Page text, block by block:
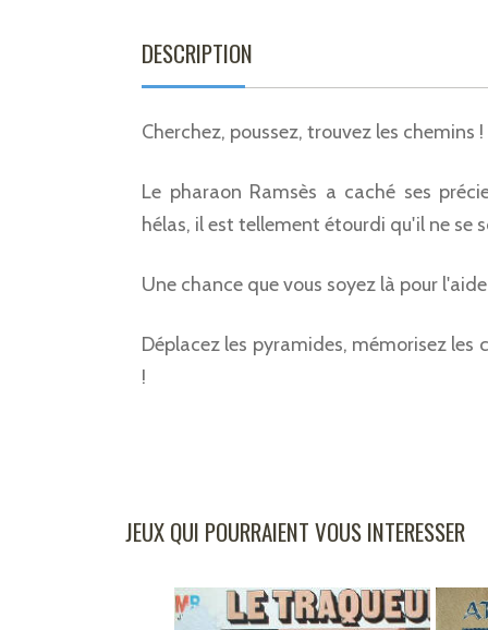
DESCRIPTION
Cherchez, poussez, trouvez les chemins !
Le pharaon Ramsès a caché ses
hélas, il est tellement étourdi qu'il ne se
Une chance que vous soyez là pour
Déplacez les pyramides, mémorisez les
!
JEUX QUI POURRAIENT VOUS INTERESSER